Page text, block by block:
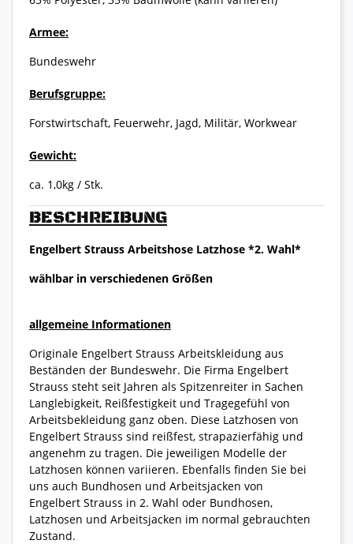
BESCHREIBUNG
Engelbert Strauss Arbeitshose Latzhose *2. Wahl*
wählbar in verschiedenen Größen
allgemeine Informationen
Originale Engelbert Strauss Arbeitskleidung aus
Beständen der Bundeswehr. Die Firma Engelbert
Strauss steht seit Jahren als Spitzenreiter in Sachen
Langlebigkeit, Reißfestigkeit und Tragegefühl von
Arbeitsbekleidung ganz oben. Diese Latzhosen von
Engelbert Strauss sind reißfest, strapazierfähig und
angenehm zu tragen. Die jeweiligen Modelle der
Latzhosen können variieren. Ebenfalls finden Sie bei
uns auch Bundhosen und Arbeitsjacken von
Engelbert Strauss in 2. Wahl oder Bundhosen,
Latzhosen und Arbeitsjacken im normal gebrauchten
Zustand.
Armee:
Bundeswehr
Berufsgruppe:
Forstwirtschaft, Feuerwehr, Jagd, Militär, Workwear
Gewicht:
ca. 1,0kg / Stk.